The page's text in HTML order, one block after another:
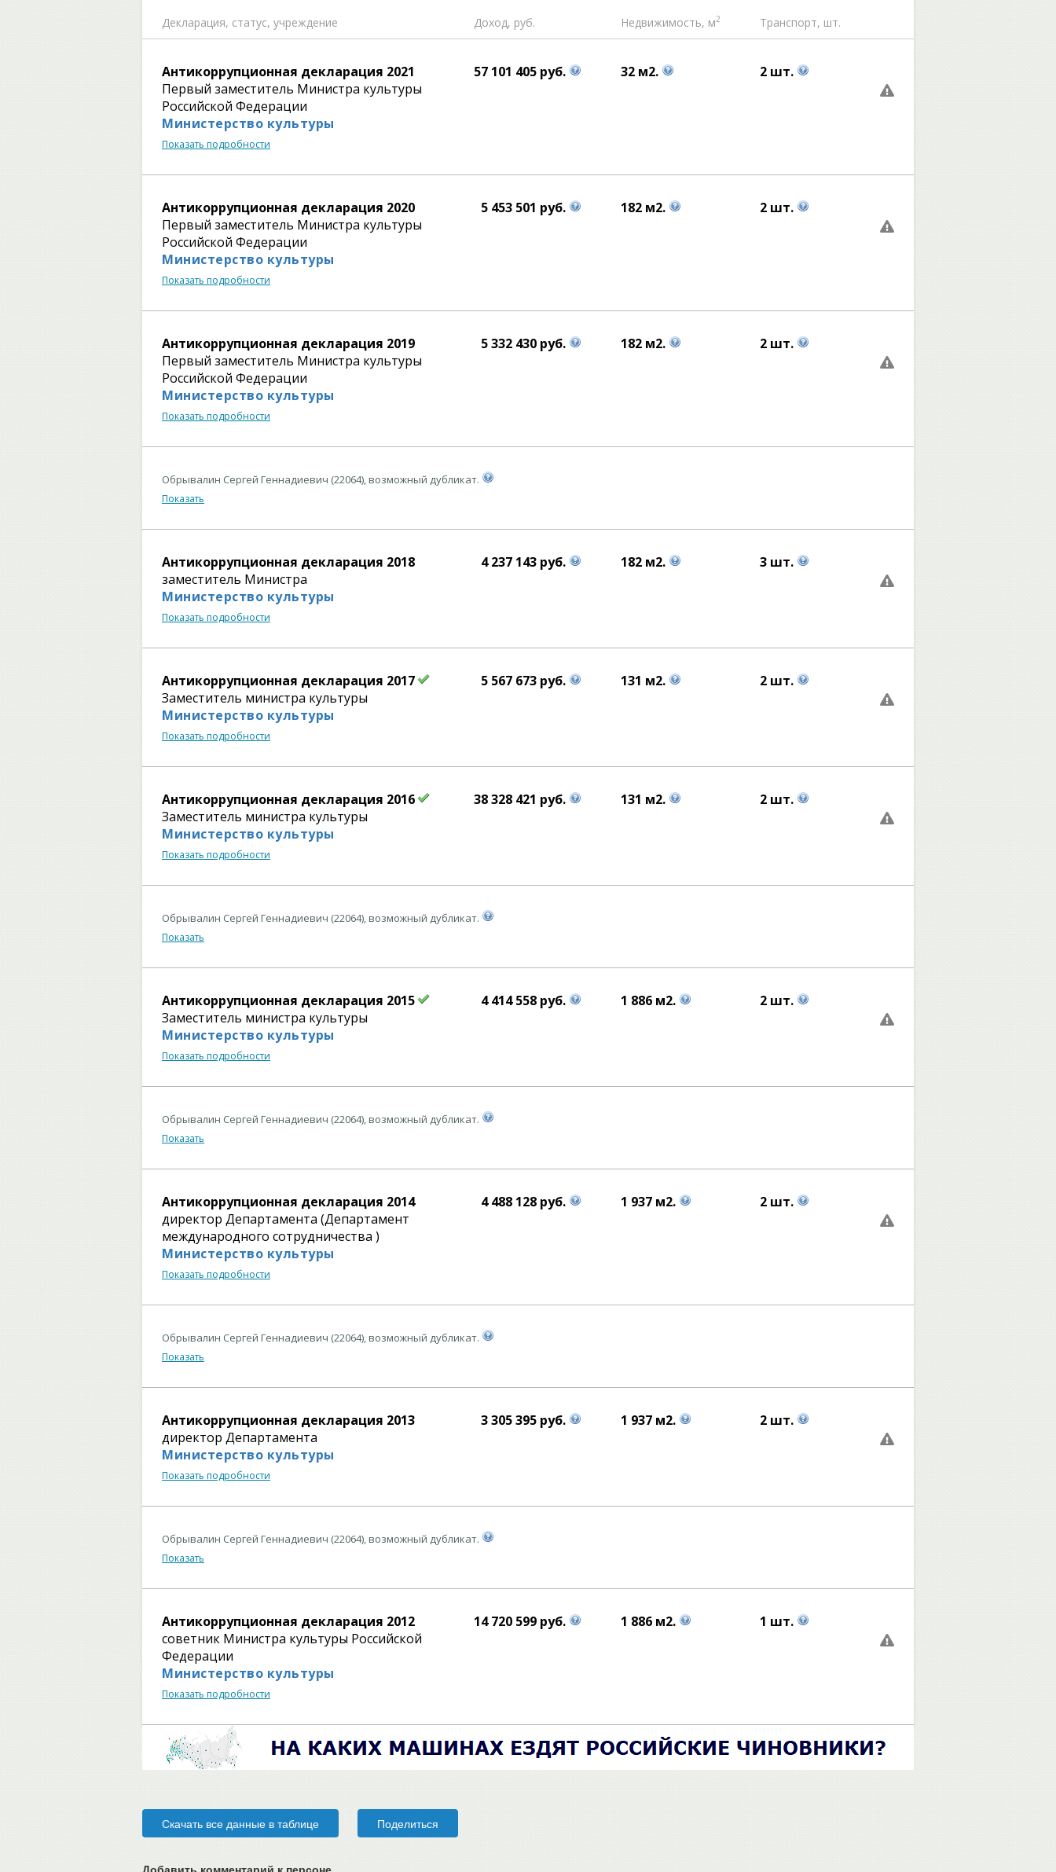
Декларация, статус, учреждение Доход, руб. Недвижимость, м2 Транспорт, шт.
Антикоррупционная декларация 2021
Первый заместитель Министра культуры
Российской Федерации
Министерство культуры
Показать подробности
57 101 405 руб. 32 м2. 2 шт.
Антикоррупционная декларация 2020
Первый заместитель Министра культуры
Российской Федерации
Министерство культуры
Показать подробности
5 453 501 руб. 182 м2. 2 шт.
Антикоррупционная декларация 2019
Первый заместитель Министра культуры
Российской Федерации
Министерство культуры
Показать подробности
5 332 430 руб. 182 м2. 2 шт.
Обрывалин Сергей Геннадиевич (22064), возможный дубликат.
Показать
Антикоррупционная декларация 2018
заместитель Министра
Министерство культуры
Показать подробности
4 237 143 руб. 182 м2. 3 шт.
Антикоррупционная декларация 2017
Заместитель министра культуры
Министерство культуры
Показать подробности
5 567 673 руб. 131 м2. 2 шт.
Антикоррупционная декларация 2016
Заместитель министра культуры
Министерство культуры
Показать подробности
38 328 421 руб. 131 м2. 2 шт.
Обрывалин Сергей Геннадиевич (22064), возможный дубликат.
Показать
Антикоррупционная декларация 2015
Заместитель министра культуры
Министерство культуры
Показать подробности
4 414 558 руб. 1 886 м2. 2 шт.
Обрывалин Сергей Геннадиевич (22064), возможный дубликат.
Показать
Антикоррупционная декларация 2014
директор Департамента (Департамент
международного сотрудничества )
Министерство культуры
Показать подробности
4 488 128 руб. 1 937 м2. 2 шт.
Обрывалин Сергей Геннадиевич (22064), возможный дубликат.
Показать
Антикоррупционная декларация 2013
директор Департамента
Министерство культуры
Показать подробности
3 305 395 руб. 1 937 м2. 2 шт.
Обрывалин Сергей Геннадиевич (22064), возможный дубликат.
Показать
Антикоррупционная декларация 2012
советник Министра культуры Российской
Федерации
Министерство культуры
Показать подробности
14 720 599 руб. 1 886 м2. 1 шт.
Скачать все данные в таблице Поделиться
Добавить комментарий к персоне